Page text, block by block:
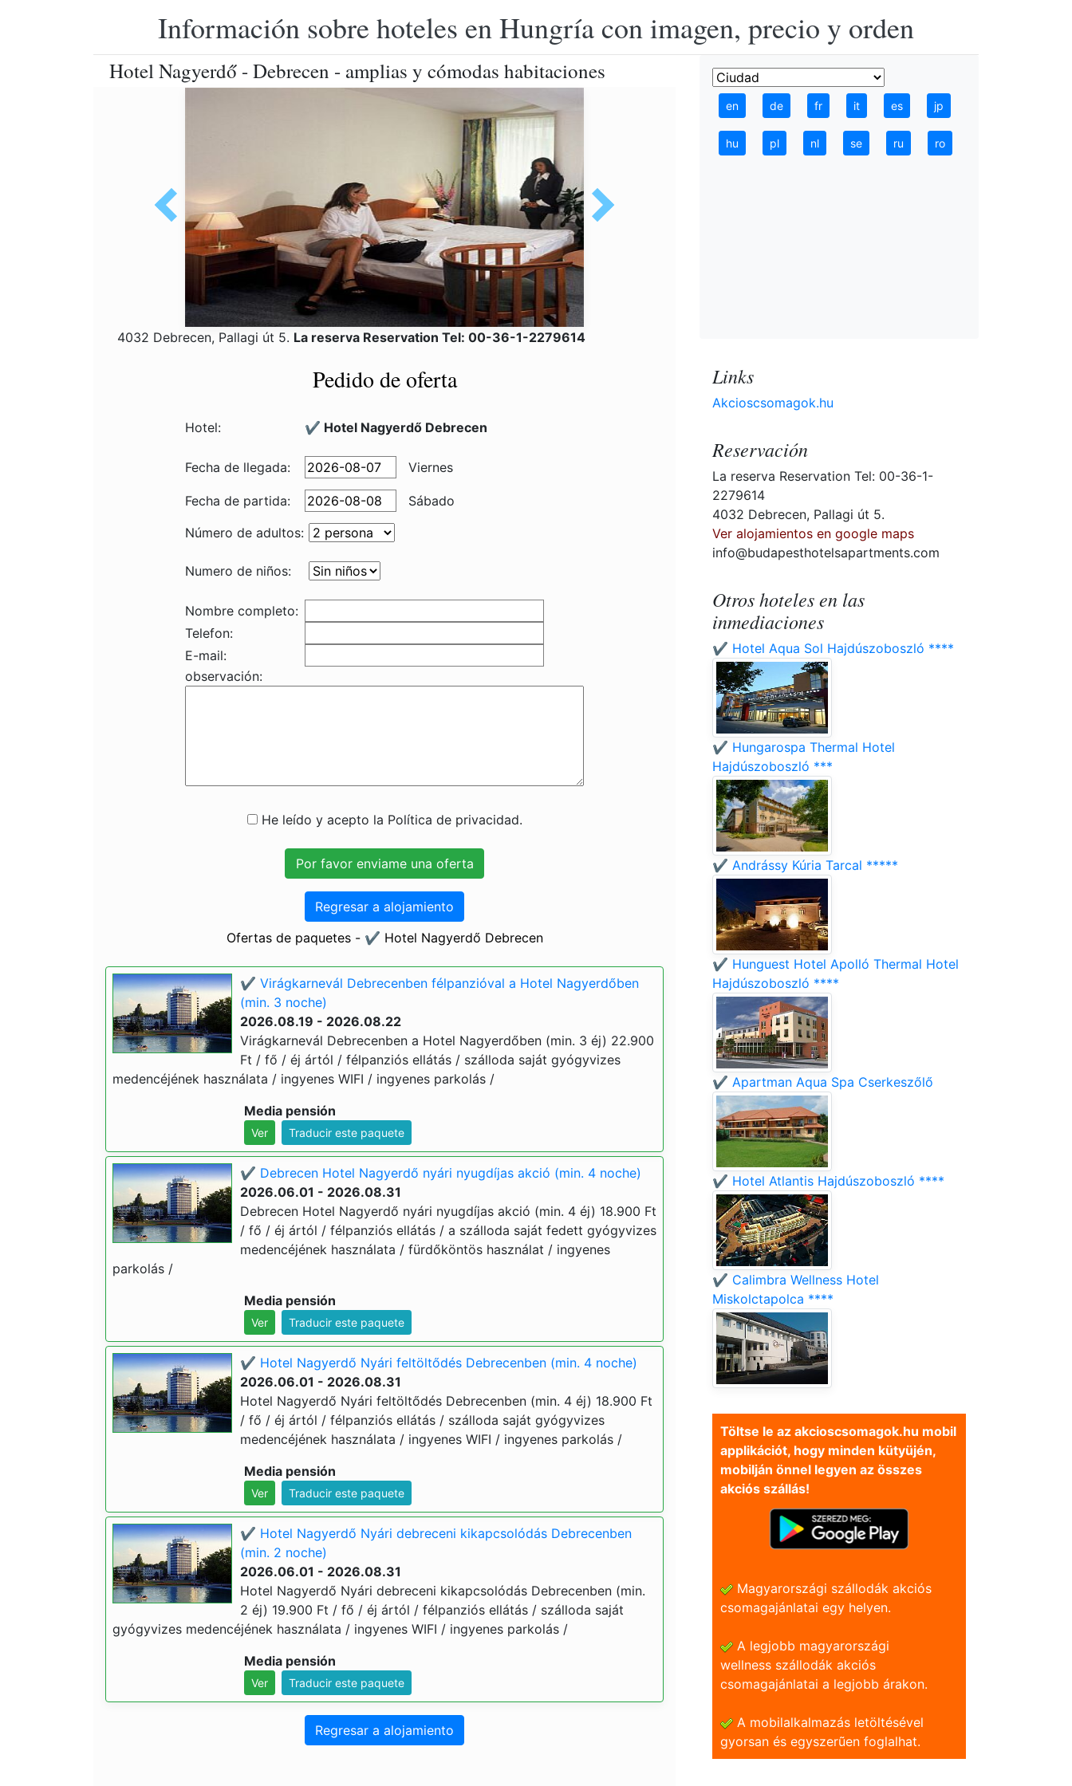
Información sobre hoteles en Hungría con imagen, precio y orden
Hotel Nagyerdő - Debrecen - amplias y cómodas habitaciones
4032 Debrecen, Pallagi út 5. La reserva Reservation Tel: 00-36-1-2279614
Pedido de oferta
Hotel: ✔️ Hotel Nagyerdő Debrecen
Fecha de llegada: Viernes
Fecha de partida:
Sábado
Número de adultos:
Numero de niños:
Nombre completo:
Telefon:
E-mail:
observación:
He leído y acepto la Política de privacidad.
Regresar a alojamiento
Ofertas de paquetes - ✔️ Hotel Nagyerdő Debrecen
✔️ Virágkarnevál Debrecenben félpanzióval a Hotel Nagyerdőben
(min. 3 noche)
2026.08.19 - 2026.08.22
Virágkarnevál Debrecenben a Hotel Nagyerdőben (min. 3 éj) 22.900
Ft / fő / éj ártól / félpanziós ellátás / szálloda saját gyógyvizes
medencéjének használata / ingyenes WIFI / ingyenes parkolás /
Media pensión
Ver Traducir este paquete
✔️ Debrecen Hotel Nagyerdő nyári nyugdíjas akció (min. 4 noche)
2026.06.01 - 2026.08.31
Debrecen Hotel Nagyerdő nyári nyugdíjas akció (min. 4 éj) 18.900 Ft
/ fő / éj ártól / félpanziós ellátás / a szálloda saját fedett gyógyvizes
medencéjének használata / fürdőköntös használat / ingyenes
parkolás /
Media pensión
Ver Traducir este paquete
✔️ Hotel Nagyerdő Nyári feltöltődés Debrecenben (min. 4 noche)
2026.06.01 - 2026.08.31
Hotel Nagyerdő Nyári feltöltődés Debrecenben (min. 4 éj) 18.900 Ft
/ fő / éj ártól / félpanziós ellátás / szálloda saját gyógyvizes
medencéjének használata / ingyenes WIFI / ingyenes parkolás /
Media pensión
Ver Traducir este paquete
✔️ Hotel Nagyerdő Nyári debreceni kikapcsolódás Debrecenben
(min. 2 noche)
2026.06.01 - 2026.08.31
Hotel Nagyerdő Nyári debreceni kikapcsolódás Debrecenben (min.
2 éj) 19.900 Ft / fő / éj ártól / félpanziós ellátás / szálloda saját
gyógyvizes medencéjének használata / ingyenes WIFI / ingyenes parkolás /
Media pensión
Ver Traducir este paquete
Regresar a alojamiento
en de fr it es jp
hu pl nl se ru ro
Links
Akcioscsomagok.hu
Reservación
La reserva Reservation Tel: 00-36-1-
2279614
4032 Debrecen, Pallagi út 5.
Ver alojamientos en google maps
info@budapesthotelsapartments.com
Otros hoteles en las
inmediaciones
✔️ Hotel Aqua Sol Hajdúszoboszló ****
✔️ Hungarospa Thermal Hotel
Hajdúszoboszló ***
✔️ Andrássy Kúria Tarcal *****
✔️ Hunguest Hotel Apolló Thermal Hotel
Hajdúszoboszló ****
✔️ Apartman Aqua Spa Cserkeszőlő
✔️ Hotel Atlantis Hajdúszoboszló ****
✔️ Calimbra Wellness Hotel
Miskolctapolca ****
Töltse le az akcioscsomagok.hu mobil
applikációt, hogy minden kütyüjén,
mobilján önnel legyen az összes
akciós szállás!
Magyarországi szállodák akciós
csomagajánlatai egy helyen.
A legjobb magyarországi
wellness szállodák akciós
csomagajánlatai a legjobb árakon.
A mobilalkalmazás letöltésével
gyorsan és egyszerũen foglalhat.